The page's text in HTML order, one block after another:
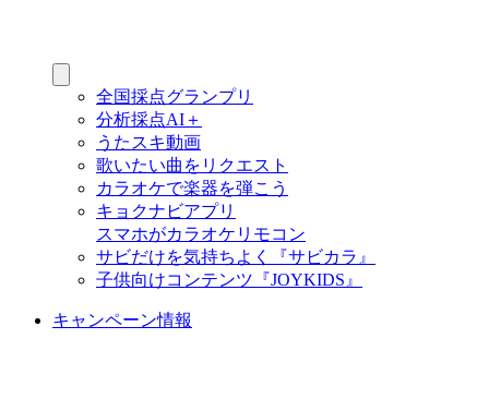
全国採点グランプリ
分析採点AI＋
うたスキ動画
歌いたい曲をリクエスト
カラオケで楽器を弾こう
キョクナビアプリ
スマホがカラオケリモコン
サビだけを気持ちよく『サビカラ』
子供向けコンテンツ『JOYKIDS』
キャンペーン情報